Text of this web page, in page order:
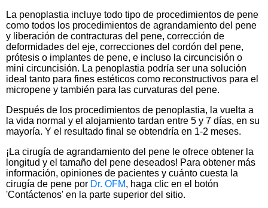
La penoplastia incluye todo tipo de procedimientos de pene
como todos los procedimientos de agrandamiento del pene
y liberación de contracturas del pene, corrección de
deformidades del eje, correcciones del cordón del pene,
prótesis o implantes de pene, e incluso la circuncisión o
mini circuncisión. La penoplastia podría ser una solución
ideal tanto para fines estéticos como reconstructivos para el
micropene y también para las curvaturas del pene.
Después de los procedimientos de penoplastia, la vuelta a
la vida normal y el alojamiento tardan entre 5 y 7 días, en su
mayoría. Y el resultado final se obtendría en 1-2 meses.
¡La cirugía de agrandamiento del pene le ofrece obtener la
longitud y el tamaño del pene deseados! Para obtener más
información, opiniones de pacientes y cuánto cuesta la
cirugía de pene por Dr. OFM, haga clic en el botón
'Contáctenos' en la parte superior del sitio.